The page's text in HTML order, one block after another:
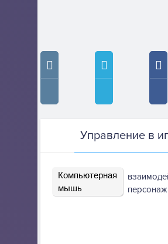
Управление в
Компьютерная
мышь